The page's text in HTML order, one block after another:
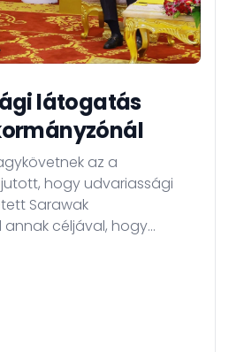
látogatás
az a
hogy udvariassági
Sarawak
céljával, hogy